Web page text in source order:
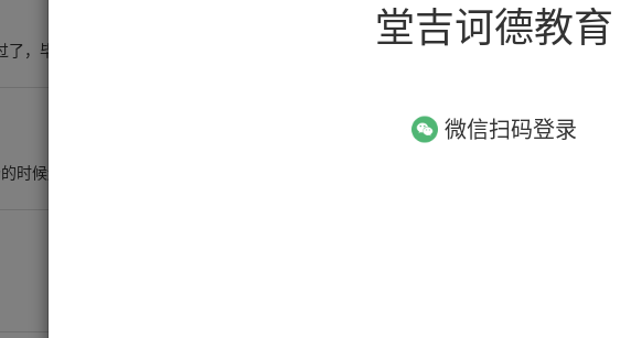
了，毕业二年了，觉得还是想考个C1证，问了之前的助教姐姐还给了优惠价嘿嘿。
时候还没看课，看了课之后觉得自己不会的还是挺多，准备跟着课冲七月场了，希望apto
堂吉诃德教育
微信扫码登录